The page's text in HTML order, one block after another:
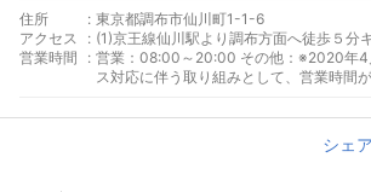
住所 : 東京都調布市仙川町1-1-6
アクセス
: (1)京王線仙川駅より調布方面へ徒歩５分
営業時間
: 営業：08:00～20:00 その他：※2020年4
ス対応に伴う取り組みとして、営業時間
シェ